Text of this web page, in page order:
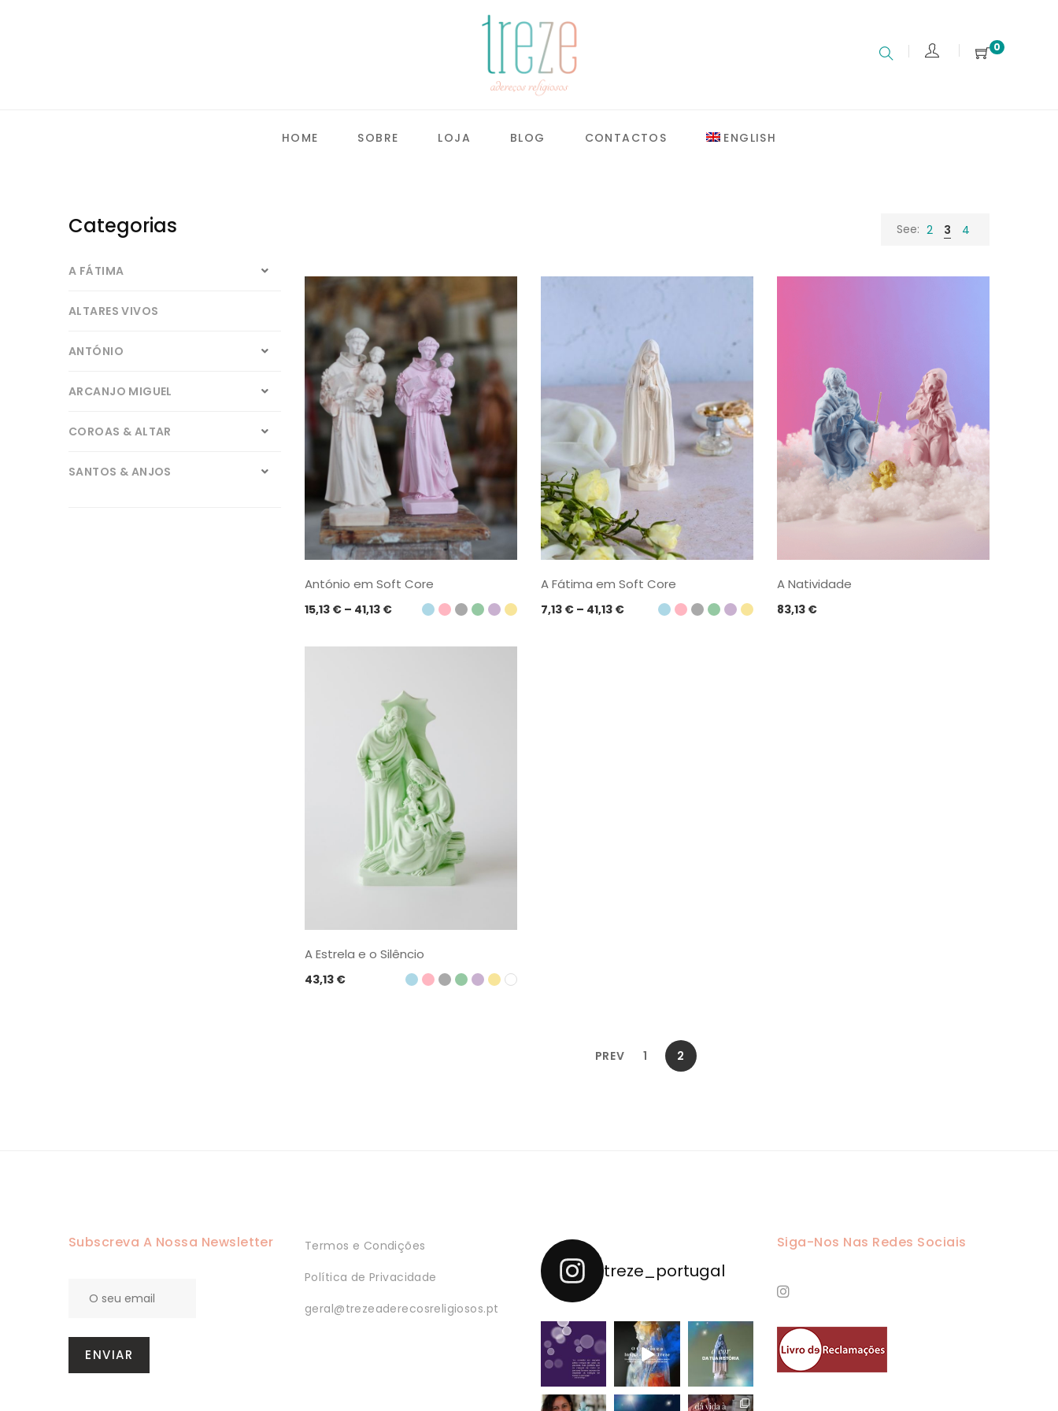
0
HOME SOBRE LOJA BLOG CONTACTOS ENGLISH
Categorias
A FÁTIMA
ALTARES VIVOS
ANTÓNIO
ARCANJO MIGUEL
COROAS & ALTAR
SANTOS & ANJOS
See: 2 3 4
António em Soft Core
15,13 € – 41,13 €Price
15,13 €
A Fátima em Soft Core
7,13 € – 41,13 €Price
A Natividade
83,13 €
A Estrela e o Silêncio
43,13 €
PREV 1 2
Subscreva A Nossa Newsletter
Termos e Condições
Política de Privacidade
geral@trezeaderecosreligiosos.pt
treze_portugal
Siga-Nos Nas Redes Sociais